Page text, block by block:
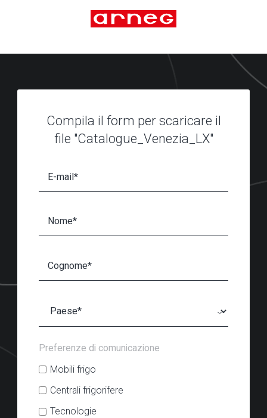
Compila il form per scaricare il
file "Catalogue_Venezia_LX"
Preferenze di comunicazione
Mobili frigo
Centrali frigorifere
Tecnologie